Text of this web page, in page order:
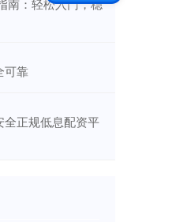
南：轻松入门，稳
可靠
正规低息配资平